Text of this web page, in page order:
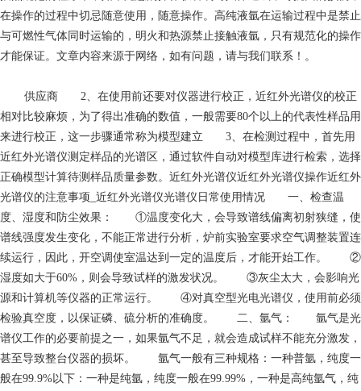
在操作的过程中切忌随意使用，随意操作。高纯液氩在运输过程中是禁止
与可燃性气体同时运输的，明火和热源禁止接触液氩，只有规范化的操作
才能保证。文章内容来源于网络，如有问题，请与我们联系！。
供应商 2、在使用前还要对仪器进行校正，近红外光谱仪的校正
相对比较麻烦，为了得出准确的数值，一般需要80个以上的代表性样品用
来进行校正，这一步骤通常称为模型建立 3、在检测过程中，首先用
近红外光谱仪测定样品的光谱区，通过软件自动对模型库进行检索，选择
正确模型计算待测样品质量参数。近红外光谱仪近红外光谱仪操作近红外
光谱仪的注意事项_近红外光谱仪光谱仪日常使用情况 一、检查温
度、湿度和防尘效果： ①温度变化大，会导致谱线偏离初射狭缝，使
谱线强度发生变化，不能正常进行分析，炉前实验室要求空气调整装置连
续运行，因此，开空调使室温达到一定的温度后，才能开始工作。 ②
湿度如大于60%，则会导致试样的激发状况。 ③灰尘太大，会影响光
源和计算机等仪器的正常运行。 ④对真空型光电光谱仪，使用前必须
检验真空度，以保证磷、硫分析的准确度。 二、氩气： 氩气是光
谱仪工作的必要前提之一，如果氩气不足，就会造成试样不能充分激发，
甚至导致整台仪器的损坏。 氩气一般有三种规格：一种普氩，纯度一
般在99.9%以下：一种是纯氩，纯度一般在99.99%，一种是高纯氩气，纯